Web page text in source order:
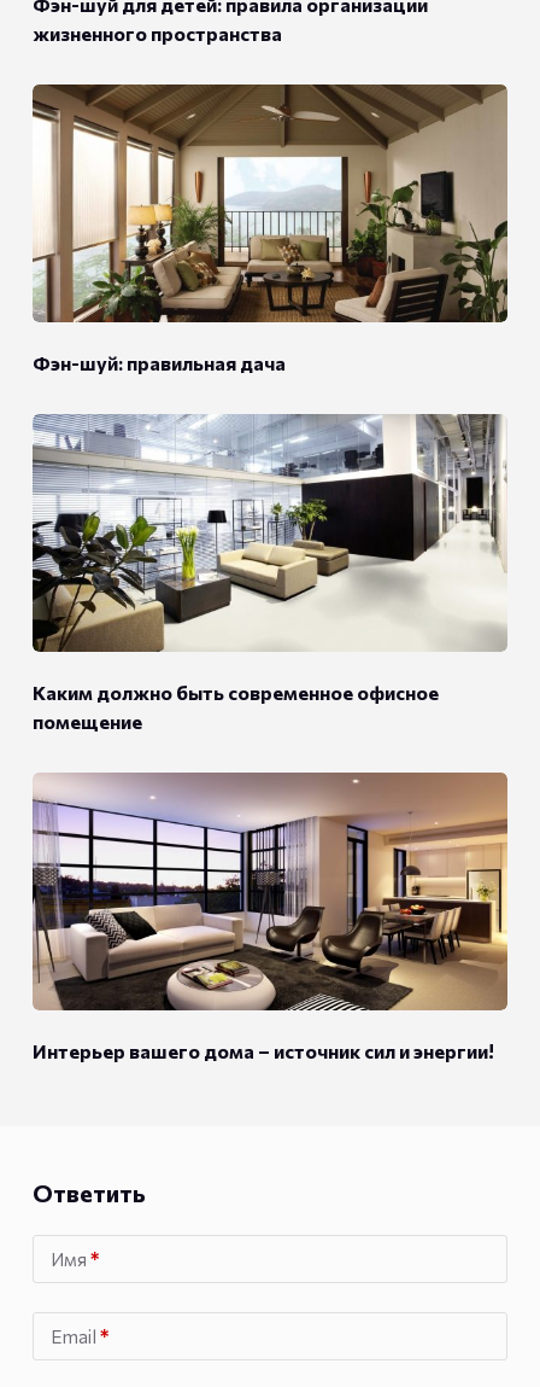
жизненного пространства
Фэн-шуй: правильная дача
Каким должно быть современное офисное
помещение
Интерьер вашего дома – источник сил и энергии!
Ответить
Имя *
Email *